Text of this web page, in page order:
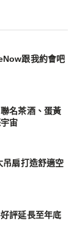
跟我約會吧
名茶酒、蛋黃
宙
吊扇打造舒適空
評延長至年底